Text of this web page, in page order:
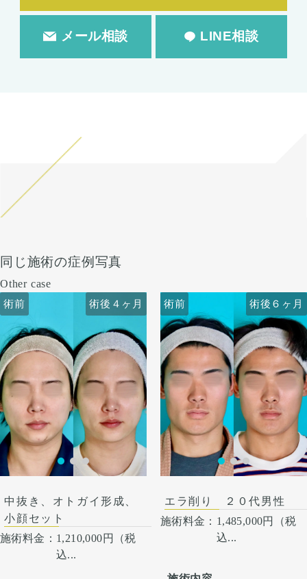
メール相談 LINE相談
同じ施術の症例写真
Other case
術前 術後４ヶ月 術前 術後４ヶ月
中抜き、オトガイ形成、
小顔セット
施術料金： 1,210,000円（税
込...
術前 術後６ヶ月 術前 術後６ヶ月
エラ削り ２０代男性
施術料金： 1,485,000円（税
込...